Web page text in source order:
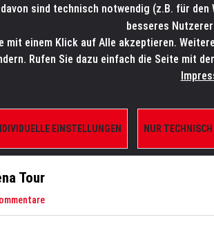
SALES-HOTLINE: +49 5451 5900-
PRODUKTE/SHOP MARKEN
Tour
sind technisch notwendig (z.B. für
besseres
mit einem Klick auf Alle akzeptieren.
Rufen Sie dazu einfach die Seite mit
EINSTELLUNGEN NUR